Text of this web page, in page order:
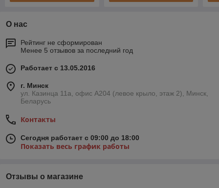
О нас
Рейтинг не сформирован
Менее 5 отзывов за последний год
Работает с 13.05.2016
г. Минск
ул. Казинца 11а, офис А204 (левое крыло, этаж 2), Минск,
Беларусь
Контакты
Сегодня работает с 09:00 до 18:00
Показать весь график работы
Отзывы о магазине